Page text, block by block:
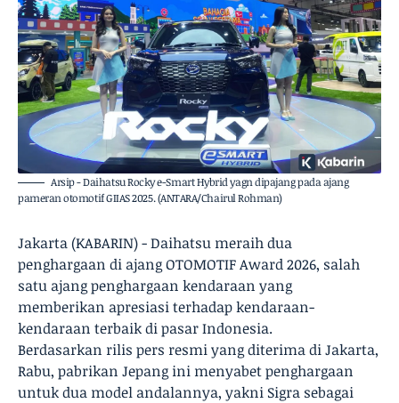
Arsip - Daihatsu Rocky e-Smart Hybrid yagn dipajang pada ajang
pameran otomotif GIIAS 2025. (ANTARA/Chairul Rohman)
Jakarta (KABARIN) - Daihatsu meraih dua
penghargaan di ajang OTOMOTIF Award 2026, salah
satu ajang penghargaan kendaraan yang
memberikan apresiasi terhadap kendaraan-
kendaraan terbaik di pasar Indonesia.
Berdasarkan rilis pers resmi yang diterima di Jakarta,
Rabu, pabrikan Jepang ini menyabet penghargaan
untuk dua model andalannya, yakni Sigra sebagai